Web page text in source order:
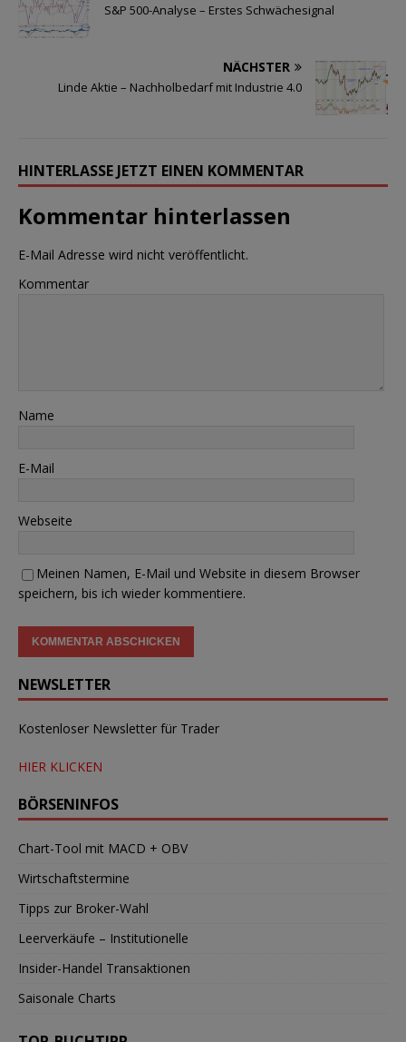
S&P 500-Analyse – Erstes Schwächesignal
NÄCHSTER
Linde Aktie – Nachholbedarf mit Industrie 4.0
HINTERLASSE JETZT EINEN KOMMENTAR
Kommentar hinterlassen
E-Mail Adresse wird nicht veröffentlicht.
Kommentar
Name
E-Mail
Webseite
Meinen Namen, E-Mail und Website in diesem Browser
speichern, bis ich wieder kommentiere.
NEWSLETTER
Kostenloser Newsletter für Trader
HIER KLICKEN
BÖRSENINFOS
Chart-Tool mit MACD + OBV
Wirtschaftstermine
Tipps zur Broker-Wahl
Leerverkäufe – Institutionelle
Insider-Handel Transaktionen
Saisonale Charts